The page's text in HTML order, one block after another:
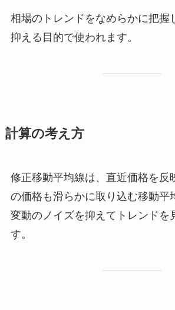
相場のトレンドをなめらかに把握
抑える目的で使われます。
計算の考え方
修正移動平均線は、直近価格を反
の価格も滑らかに取り込む移動平
変動のノイズを抑えてトレンドを
す。